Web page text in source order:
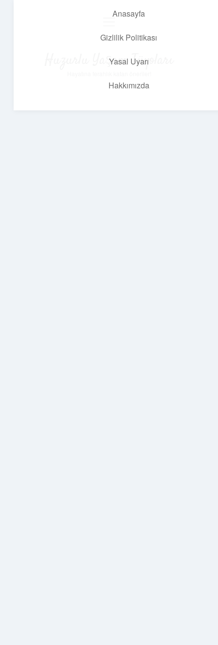
Anasayfa
Gizlilik Politikası
Yasal Uyarı
Hakkımızda
Huzurlu Yaşam Tüyoları